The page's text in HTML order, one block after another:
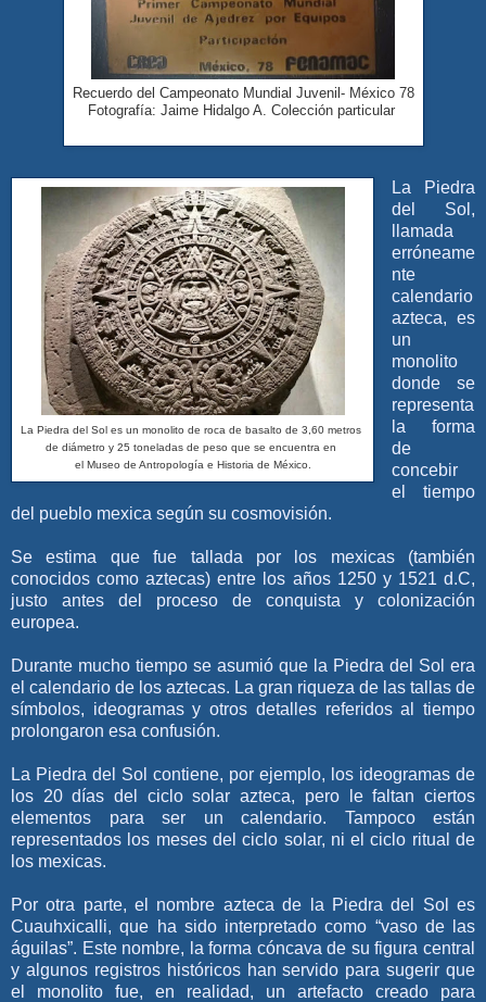
Recuerdo del Campeonato Mundial Juvenil- México 78
Fotografía: Jaime Hidalgo A. Colección particular
La Piedra del Sol es un monolito de roca de basalto de 3,60 metros
de diámetro y 25 toneladas de peso que se encuentra en
el Museo de Antropología e Historia de México.
La Piedra
del Sol,
llamada
erróneame
nte
calendario
azteca, es
un
monolito
donde se
representa
la forma
de
concebir
el tiempo
del pueblo mexica según su cosmovisión.
Se estima que fue tallada por los mexicas (también
conocidos como aztecas) entre los años 1250 y 1521 d.C,
justo antes del proceso de conquista y colonización
europea.
Durante mucho tiempo se asumió que la Piedra del Sol era
el calendario de los aztecas. La gran riqueza de las tallas de
símbolos, ideogramas y otros detalles referidos al tiempo
prolongaron esa confusión.
La Piedra del Sol contiene, por ejemplo, los ideogramas de
los 20 días del ciclo solar azteca, pero le faltan ciertos
elementos para ser un calendario. Tampoco están
representados los meses del ciclo solar, ni el ciclo ritual de
los mexicas.
Por otra parte, el nombre azteca de la Piedra del Sol es
Cuauhxicalli, que ha sido interpretado como “vaso de las
águilas”. Este nombre, la forma cóncava de su figura central
y algunos registros históricos han servido para sugerir que
el monolito fue, en realidad, un artefacto creado para